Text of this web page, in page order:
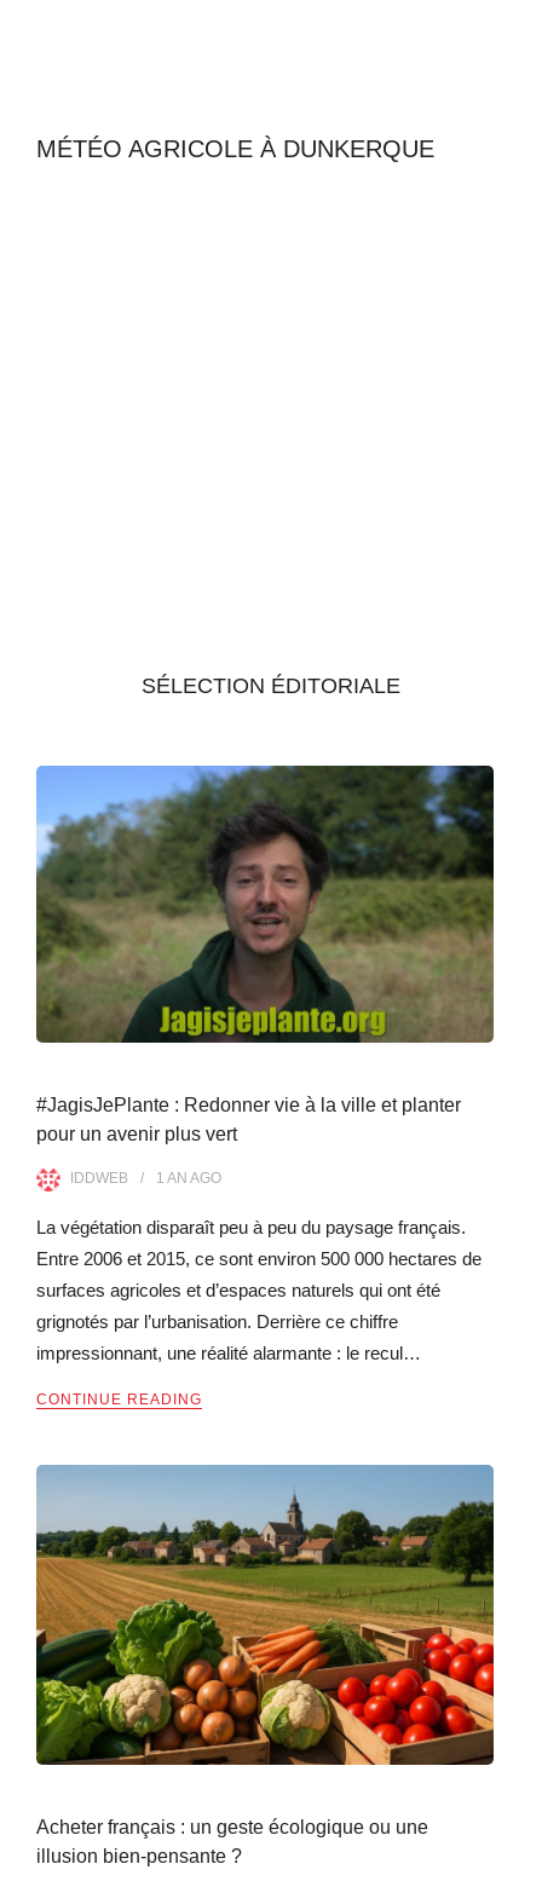
MÉTÉO AGRICOLE À DUNKERQUE
SÉLECTION ÉDITORIALE
#JagisJePlante : Redonner vie à la ville et planter
pour un avenir plus vert
IDDWEB 1 AN AGO
La végétation disparaît peu à peu du paysage français.
Entre 2006 et 2015, ce sont environ 500 000 hectares de
surfaces agricoles et d’espaces naturels qui ont été
grignotés par l’urbanisation. Derrière ce chiffre
impressionnant, une réalité alarmante : le recul…
CONTINUE READING
Acheter français : un geste écologique ou une
illusion bien-pensante ?